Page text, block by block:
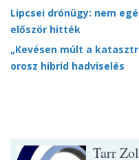
Lipcsei drónügy: nem
először hitték
„Kevésen múlt a
orosz hibrid hadviselés
Tarr